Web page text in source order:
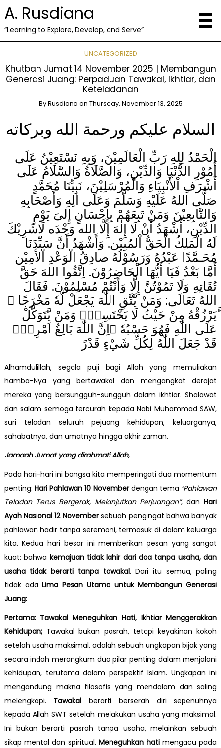
A. Rusdiana
“Learning to Explore, Develop, and Serve”
UNCATEGORIZED
Khutbah Jumat 14 November 2025 | Membangun
Generasi Juang: Perpaduan Tawakal, Ikhtiar, dan
Keteladanan
ByRusdiana on Thursday, November 13, 2025
السلام عليكم ورحمة الله وبركاته
الْحَمْدُ لِلهِ رَبِّ الْعَالَمِيْنَ، وَبِهِ نَسْتَعِيْنُ عَلَى
أُمُوْرِ الدُّنْيَا وَالدِّيْنِ، وَالصَّلَاةُ وَالسَّلَامُ عَلَى
أَشْرَفِ اْلأَنْبِيَاءِ وَالْمُرْسَلِيْنَ، نَبِيِّنَا مُحَمَّدٍ
صَلَّى اللهُ عَلَيْهِ وَسَلَّمَ وَعَلَى اٰلِهِ وَأَصْحَابِهِ
وَالتَّابِعِيْنَ وَمَنْ تَبِعَهُمْ بِإِحْسَانٍ إِلىَ يَوْمِ
الدِّيْنِ، أَشْهَدُ أَنْ لَا إِلٰهَ إِلَّا الله وَحْدَه لَاشَرِيْكَ
لَهُ الْمَلِكُ الْحَقُّ اْلمُبِيْن. وَأَشْهَدُ أَنَّ سَيِّدَنَا
مُحَـمَّدًا عَبْدُهُ وَرَسُوْلُهُ صادِقُ الْوَعْدِ اْلأَمِيْن
أَمَّا بَعْدُ فَيَا أَيُّهَا الْحَاضِرُوْنَ. اِتَّقُوا اللهَ حَقَّ
تُقَاتِهِ وَلَا تَمُوْتُنَّ إِلَّا وَأَنْتُمْ مُسْلِمُوْنَ. فَقَالَ
اللهُ تَعَالَى: وَمَنْ يَّتَّقِ اللّٰهَ يَجْعَلْ لَّهٗ مَخْرَجًا ۙ
َّيَرْزُقْهُ مِنْ حَيْثُ لَا يَحْتَسِبُۗ وَمَنْ يَّتَوَكَّلْ
عَلَى اللّٰهِ فَهُوَ حَسْبُهٗ ۗاِنَّ اللّٰهَ بَالِغُ اَمْرِهٖۗ
قَدْ جَعَلَ اللّٰهُ لِكُلِّ شَيْءٍ قَدْرً
Alhamdulillāh, segala puji bagi Allah yang memuliakan
hamba-Nya yang bertawakal dan mengangkat derajat
mereka yang bersungguh-sungguh dalam ikhtiar. Shalawat
dan salam semoga tercurah kepada Nabi Muhammad SAW,
suri teladan seluruh pejuang kehidupan, keluarganya,
sahabatnya, dan umatnya hingga akhir zaman.
Jamaah Jumat yang dirahmati Allah,
Pada hari-hari ini bangsa kita memperingati dua momentum
penting: Hari Pahlawan 10 Novemberdengan tema “Pahlawan
Teladan Terus Bergerak, Melanjutkan Perjuangan”, danHari
Ayah Nasional 12 Novembersebuah pengingat bahwa banyak
pahlawan hadir tanpa seremoni, termasuk di dalam keluarga
kita. Kedua hari besar ini memberikan pesan yang sangat
kuat: bahwa kemajuan tidak lahir dari doa tanpa usaha, dan
usaha tidak berarti tanpa tawakal. Dari itu semua, paling
tidak adaLima Pesan Utama untuk Membangun Generasi
Juang:
Pertama: Tawakal Meneguhkan Hati, Ikhtiar Menggerakkan
Kehidupan; Tawakal bukan pasrah, tetapi keyakinan kokoh
setelah usaha maksimal. adalah sebuah ungkapan bijak yang
secara indah merangkum dua pilar penting dalam menjalani
kehidupan, terutama dalam perspektif Islam. Ungkapan ini
mengandung makna filosofis yang mendalam dan saling
melengkapi. Tawakal berarti berserah diri sepenuhnya
kepada Allah SWT setelah melakukan usaha yang maksimal.
Ini bukan berarti pasrah tanpa usaha, melainkan sebuah
sikap mental dan spiritual.Meneguhkan hatimengacu pada